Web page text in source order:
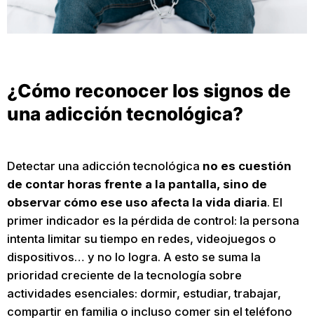
¿Cómo reconocer los signos de
una adicción tecnológica?
Detectar una adicción tecnológica no es cuestión
de contar horas frente a la pantalla, sino de
observar cómo ese uso afecta la vida diaria. El
primer indicador es la pérdida de control: la persona
intenta limitar su tiempo en redes, videojuegos o
dispositivos… y no lo logra. A esto se suma la
prioridad creciente de la tecnología sobre
actividades esenciales: dormir, estudiar, trabajar,
compartir en familia o incluso comer sin el teléfono